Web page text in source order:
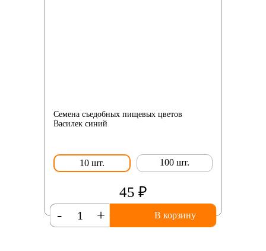
Семена съедобных пищевых цветов
Василек синий
10 шт. 100 шт.
45 ₽
+
- В корзину